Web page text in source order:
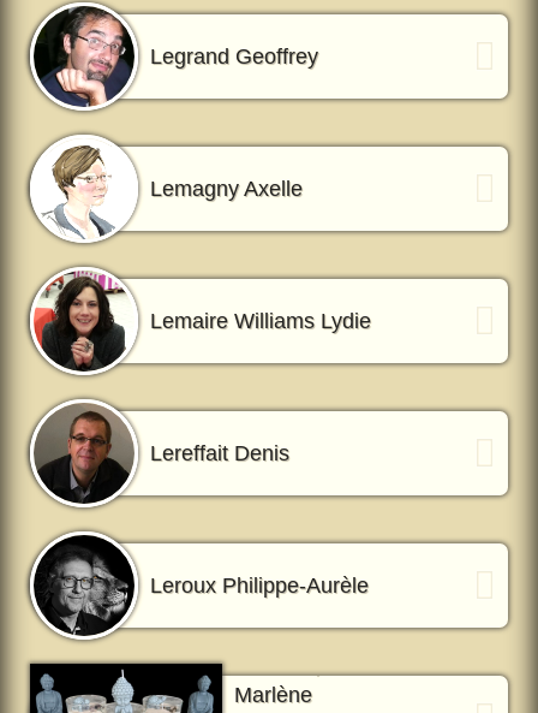
Legrand Geoffrey
Lemagny Axelle
Lemaire Williams Lydie
Lereffait Denis
Leroux Philippe-Aurèle
Marlène